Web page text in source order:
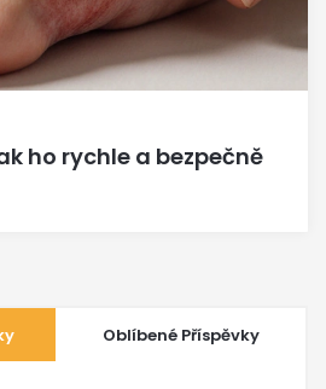
ho rychle a bezpečně
Oblíbené Příspěvky